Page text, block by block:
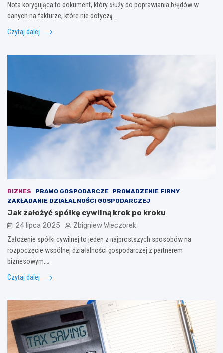
Nota korygująca to dokument, który służy do poprawiania błędów w
danych na fakturze, które nie dotyczą…
Czytaj dalej
BIZNES PRAWO GOSPODARCZE
PROWADZENIE FIRMY
ZAKŁADANIE DZIAŁALNOŚCI GOSPODARCZEJ
Jak założyć spółkę cywilną krok po kroku
24 lipca 2025 Zbigniew Wieczorek
Założenie spółki cywilnej to jeden z najprostszych sposobów na
rozpoczęcie wspólnej działalności gospodarczej z partnerem
biznesowym.…
Czytaj dalej